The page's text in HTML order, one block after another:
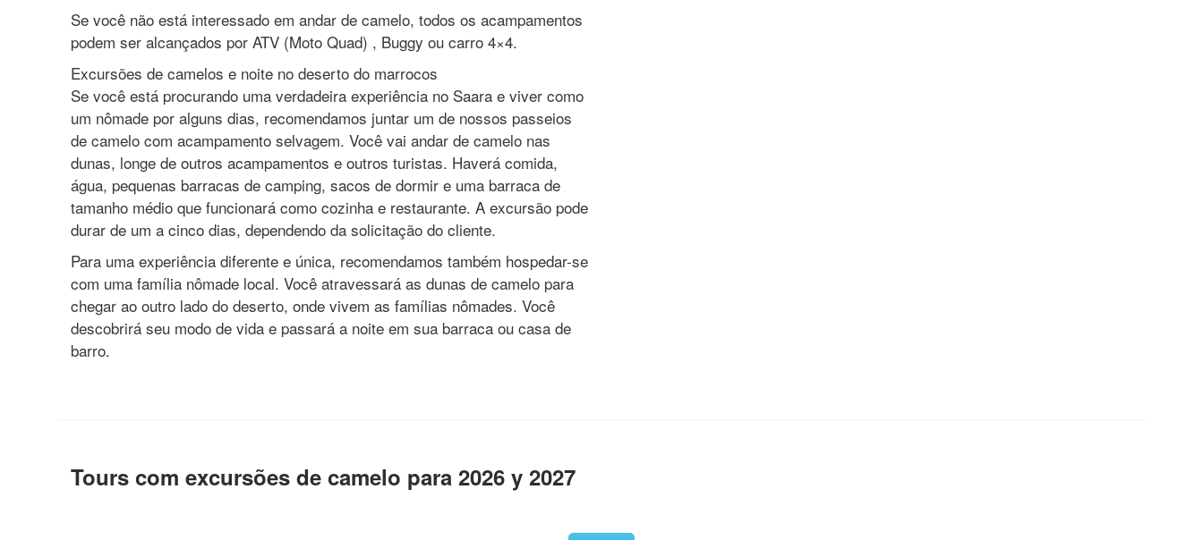
Se você não está interessado em andar de camelo, todos os acampamentos
podem ser alcançados por ATV (Moto Quad) , Buggy ou carro 4×4.
Excursões de camelos e noite no deserto do marrocos
Se você está procurando uma verdadeira experiência no Saara e viver como
um nômade por alguns dias, recomendamos juntar um de nossos passeios
de camelo com acampamento selvagem. Você vai andar de camelo nas
dunas, longe de outros acampamentos e outros turistas. Haverá comida,
água, pequenas barracas de camping, sacos de dormir e uma barraca de
tamanho médio que funcionará como cozinha e restaurante. A excursão pode
durar de um a cinco dias, dependendo da solicitação do cliente.
Para uma experiência diferente e única, recomendamos também hospedar-se
com uma família nômade local. Você atravessará as dunas de camelo para
chegar ao outro lado do deserto, onde vivem as famílias nômades. Você
descobrirá seu modo de vida e passará a noite em sua barraca ou casa de
barro.
Tours com excursões de camelo para 2026 y 2027